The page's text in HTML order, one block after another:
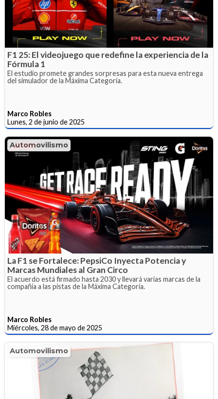
F1 25: El videojuego que redefine la experiencia de la
Fórmula 1
El estudio promete grandes sorpresas para esta nueva entrega
del simulador de la Máxima Categoría.
Marco Robles
Lunes, 2 de junio de 2025
Automovilismo
La F1 se Fortalece: PepsiCo Inyecta Potencia y
Marcas Mundiales al Gran Circo
El acuerdo está firmado hasta 2030 y llevará varias marcas de la
compañía a las pistas de la Máxima Categoría.
Marco Robles
Miércoles, 28 de mayo de 2025
Automovilismo